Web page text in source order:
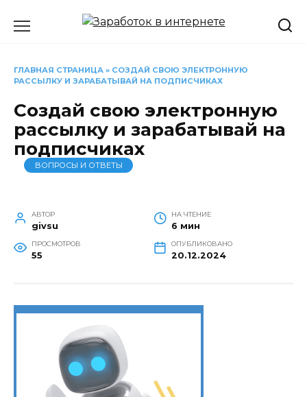
ГЛАВНАЯ СТРАНИЦА » СОЗДАЙ СВОЮ ЭЛЕКТРОННУЮ
РАССЫЛКУ И ЗАРАБАТЫВАЙ НА ПОДПИСЧИКАХ
Создай свою электронную
рассылку и зарабатывай на
подписчиках
ВОПРОСЫ И ОТВЕТЫ
АВТОР
givsu
НА ЧТЕНИЕ
6 мин
ПРОСМОТРОВ
55
ОПУБЛИКОВАНО
20.12.2024